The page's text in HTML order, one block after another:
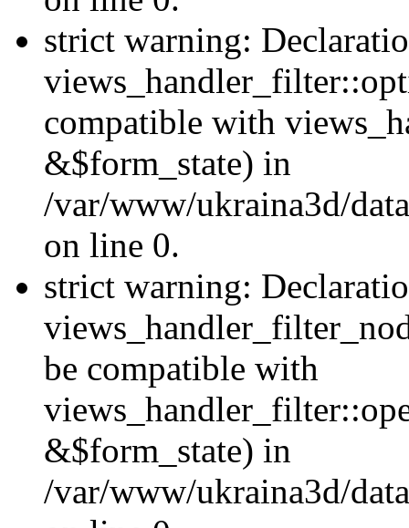
strict warning:
compatible with
&$form_state) in
/var/www/ukraina3d/
on line 0.
strict warning:
be compatible with
&$form_state) in
/var/www/ukraina3d/